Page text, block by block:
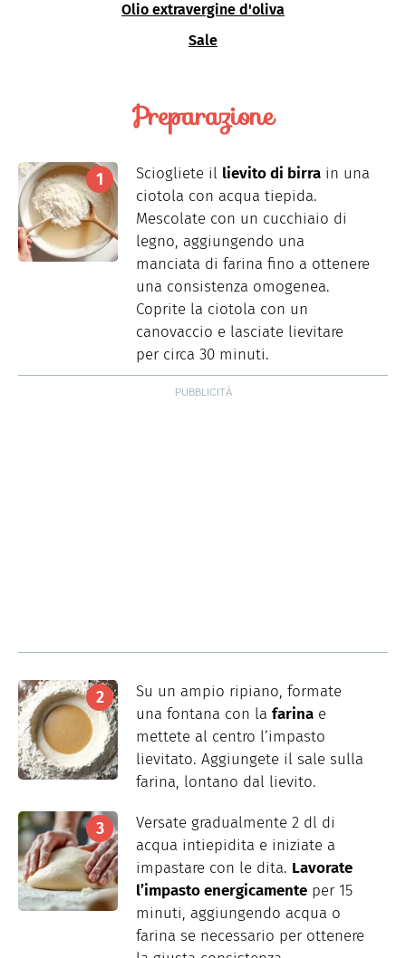
Olio extravergine d'oliva
Sale
Preparazione
Sciogliete il lievito di birra in una
ciotola con acqua tiepida.
Mescolate con un cucchiaio di
legno, aggiungendo una
manciata di farina fino a ottenere
una consistenza omogenea.
Coprite la ciotola con un
canovaccio e lasciate lievitare
per circa 30 minuti.
Su un ampio ripiano, formate
una fontana con la farina e
mettete al centro l’impasto
lievitato. Aggiungete il sale sulla
farina, lontano dal lievito.
Versate gradualmente 2 dl di
acqua intiepidita e iniziate a
impastare con le dita. Lavorate
l’impasto energicamente per 15
minuti, aggiungendo acqua o
farina se necessario per ottenere